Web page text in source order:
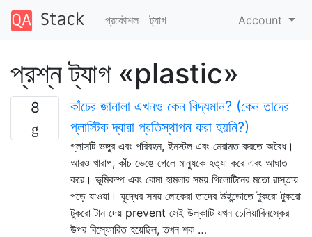
প্রকৌশল ট্যাগ Account
প্রশ্ন ট্যাগ «plastic»
8
কাঁচের জানালা এখনও কেন বিদ্যমান? (কেন তাদের
প্লাস্টিক দ্বারা প্রতিস্থাপন করা হয়নি?)
গ্লাসটি ভঙ্গুর এবং পরিবহন, ইনস্টল এবং মেরামত করতে অবৈধ।
আরও খারাপ, কাঁচ ভেঙে গেলে মানুষকে হত্যা করে এবং আঘাত
করে। ভূমিকম্প এবং বোমা হামলার সময় গিলোটিনের মতো রাস্তায়
পড়ে যাওয়া। যুদ্ধের সময় লোকেরা তাদের উইন্ডোতে টুকরো টুকরো
টুকরো টান দেয় prevent সেই উল্কাটি যখন চেলিয়াবিনস্কের
উপর বিস্ফোরিত হয়েছিল, তখন শক …